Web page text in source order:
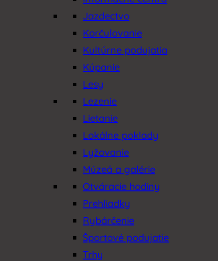
Jazdectvo
Korčulovanie
Kultúrne podujatia
Kúpanie
Lesy
Lezenie
Lietanie
Lokálne poklady
Lyžovanie
Múzeá a galérie
Otváracie hodiny
Prehliadky
Rybárčenie
Športové podujatie
Trhy